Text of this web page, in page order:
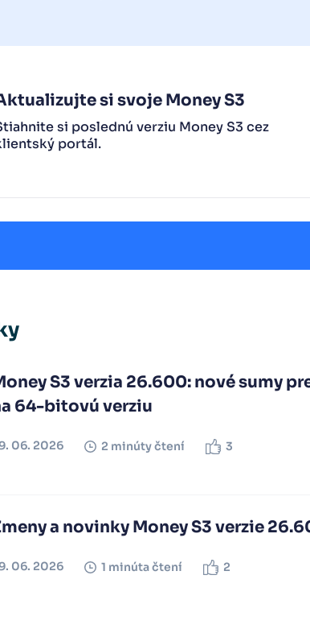
si svoje Money S3
si poslednú verziu Money S3 cez
portál.
S3 verzia 26.600: nové sumy
64-bitovú verziu
06. 2026 2 minúty čtení 3
a novinky Money S3 verzie
06. 2026 1 minúta čtení 2